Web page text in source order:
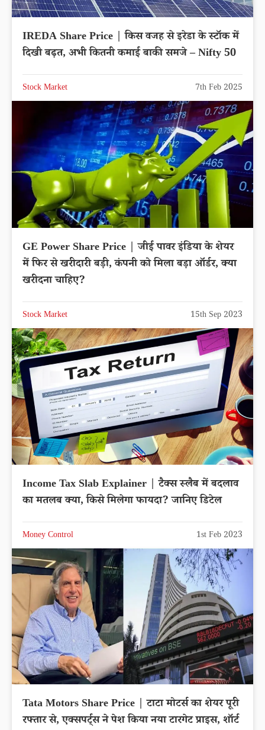
IREDA Share Price | किस वजह से इरेडा के स्टॉक में
दिखी बढ़त, अभी कितनी कमाई बाकी समजे – Nifty 50
Stock Market 7th Feb 2025
GE Power Share Price | जीई पावर इंडिया के शेयर
में फिर से खरीदारी बड़ी, कंपनी को मिला बड़ा ऑर्डर, क्या
खरीदना चाहिए?
Stock Market 15th Sep 2023
Income Tax Slab Explainer | टैक्स स्लैब में बदलाव
का मतलब क्या, किसे मिलेगा फायदा? जानिए डिटेल
Money Control 1st Feb 2023
Tata Motors Share Price | टाटा मोटर्स का शेयर पूरी
रफ्तार से, एक्सपर्ट्स ने पेश किया नया टारगेट प्राइस, शॉर्ट